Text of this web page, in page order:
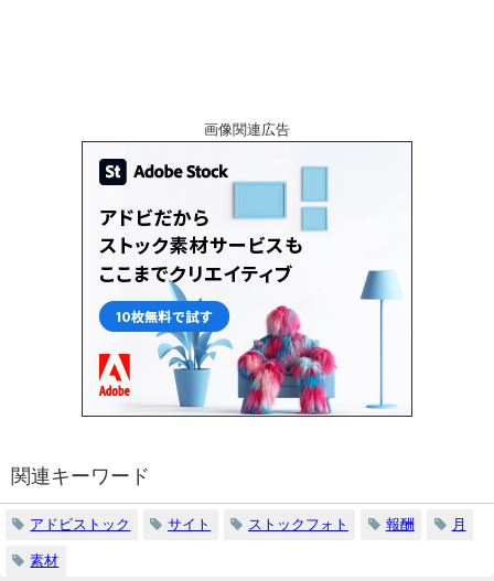
画像関連広告
関連キーワード
アドビストック サイト ストックフォト 報酬 月
素材